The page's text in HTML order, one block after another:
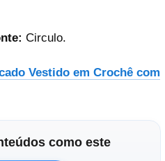
Circulo.
Vestido em Crochê com
como este